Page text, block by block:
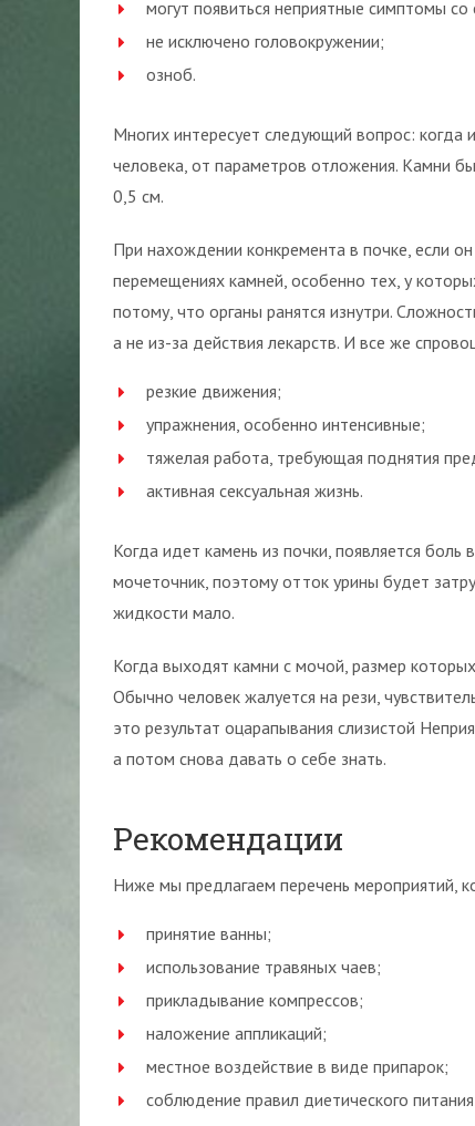
могут появиться неприятные симптомы
не исключено головокружении;
озноб.
Многих интересует следующий вопрос: когда
человека, от параметров отложения. Камни
0,5 см.
При нахождении конкремента в почке, если
перемещениях камней, особенно тех, у
потому, что органы ранятся изнутри.
а не из-за действия лекарств. И все же
резкие движения;
упражнения, особенно интенсивные;
тяжелая работа, требующая поднятия
активная сексуальная жизнь.
Когда идет камень из почки, появляется
мочеточник, поэтому отток урины будет
жидкости мало.
Когда выходят камни с мочой, размер
Обычно человек жалуется на рези,
это результат оцарапывания слизистой
а потом снова давать о себе знать.
Рекомендации
Ниже мы предлагаем перечень мероприятий,
принятие ванны;
использование травяных чаев;
прикладывание компрессов;
наложение аппликаций;
местное воздействие в виде припарок;
соблюдение правил диетического